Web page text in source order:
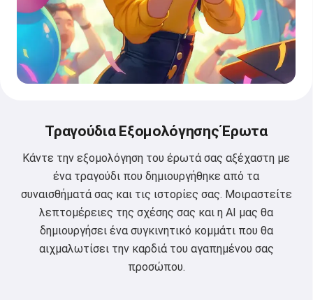
Τραγούδια Εξομολόγησης Έρωτα
Κάντε την εξομολόγηση του έρωτά σας αξέχαστη με
ένα τραγούδι που δημιουργήθηκε από τα
συναισθήματά σας και τις ιστορίες σας. Μοιραστείτε
λεπτομέρειες της σχέσης σας και η AI μας θα
δημιουργήσει ένα συγκινητικό κομμάτι που θα
αιχμαλωτίσει την καρδιά του αγαπημένου σας
προσώπου.